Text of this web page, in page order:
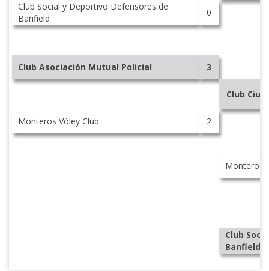
Club Social y Deportivo Defensores de
Banfield
0
Club Asociación Mutual Policial 3
Club
Monteros Vóley Club 2
Monteros
Club
Banfield